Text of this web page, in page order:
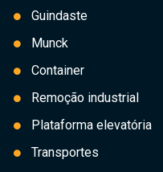
Guindaste
Munck
Container
Remoção industrial
Plataforma elevatória
Transportes